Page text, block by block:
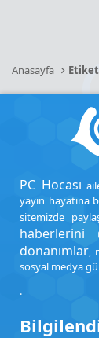
Anasayfa
PC Hocası
yayın hayatına
sitemizde
haberlerini
donanımlar,
sosyal medya
.